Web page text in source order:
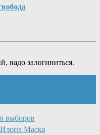
надо залогиниться.
выборов
Маска